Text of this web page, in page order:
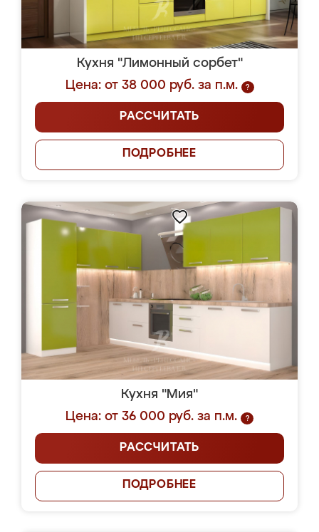
Кухня "Лимонный сорбет"
Цена: от 38 000 руб. за п.м.
?
РАССЧИТАТЬ
ПОДРОБНЕЕ
Кухня "Мия"
Цена: от 36 000 руб. за п.м.
?
РАССЧИТАТЬ
ПОДРОБНЕЕ